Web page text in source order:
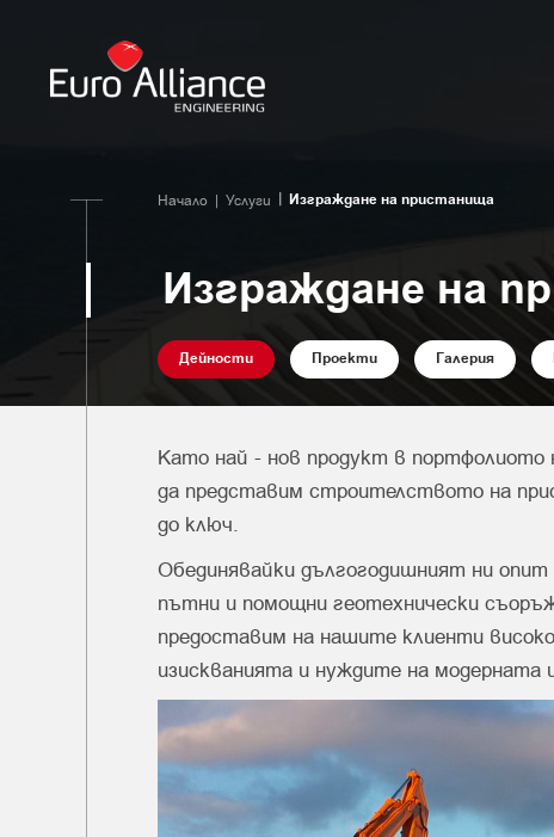
Начало Услуги Изграждане на пристанища
Изграждане на
Дейности Проекти Галерия
Като най - нов продукт в портфолиoто
да представим строителството на
до ключ.
Обединявайки дългогодишният ни
пътни и помощни геотехнически
предоставим на нашите клиенти
изискванията и нуждите на модерната